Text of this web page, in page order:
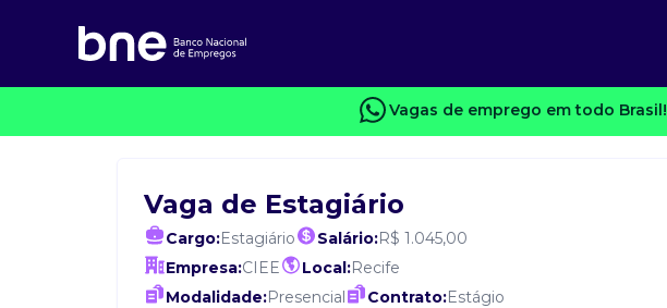
Vagas de emprego em todo Brasil!
Vaga de Estagiário
Cargo:Estagiário Salário:R$ 1.045,00
Empresa:CIEE Local:Recife
Modalidade:Presencial Contrato:Estágio